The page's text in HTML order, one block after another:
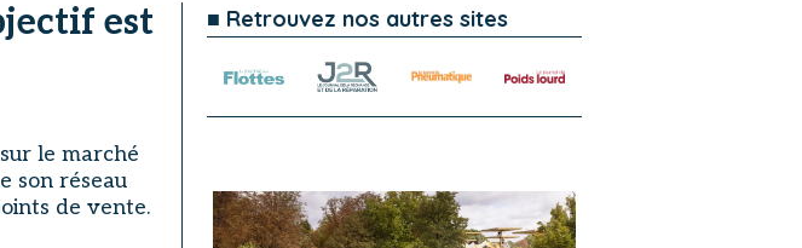
est
le marché
son réseau
de vente.
■ Retrouvez nos autres sites